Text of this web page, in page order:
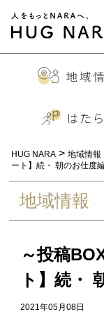
HUG NARA > 地域情報
ート】続・ 朝のお仕度
地域情報
～投稿
ト】続・
2021年05月08日